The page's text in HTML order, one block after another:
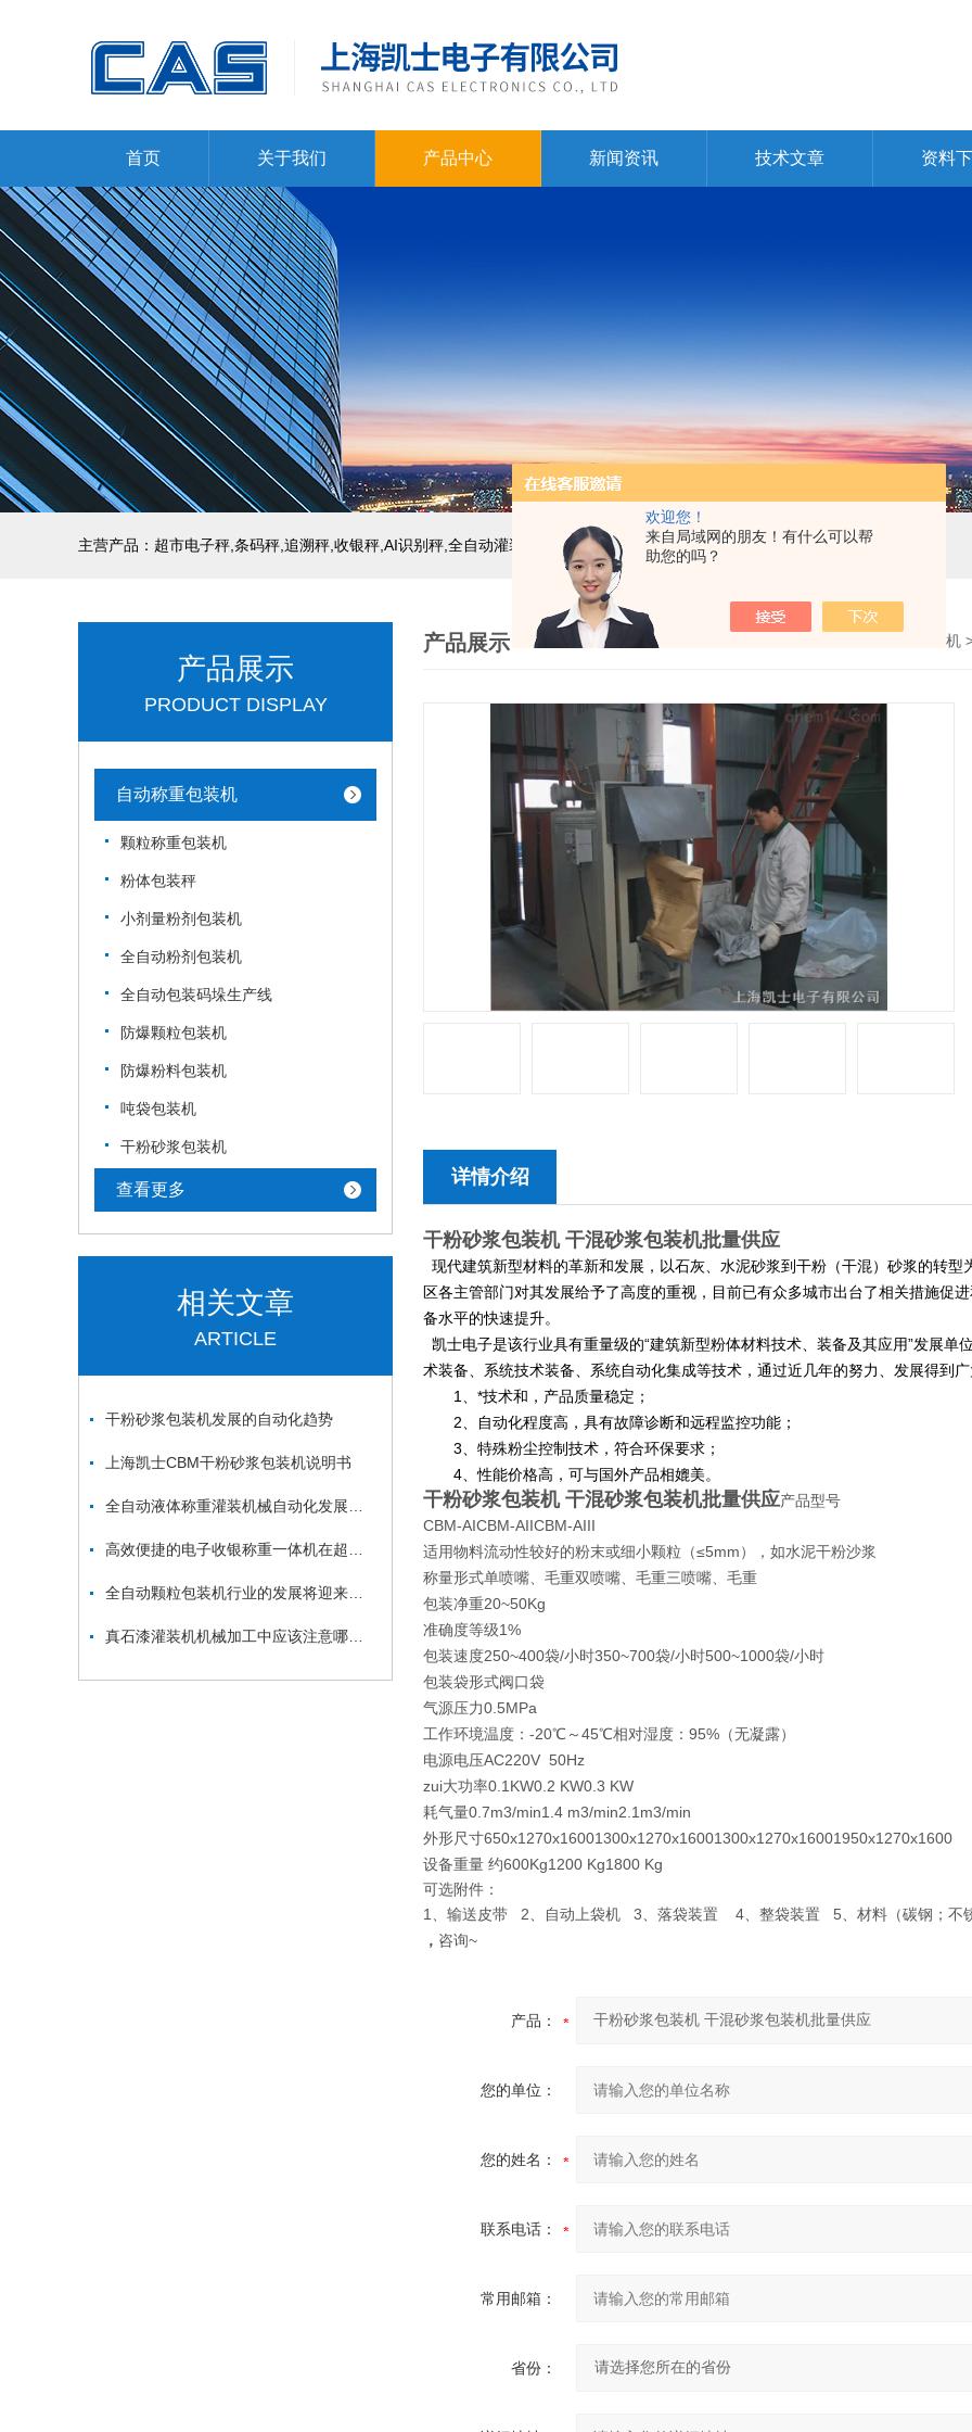
欢迎您！
来自局域网的朋友！有什么可以帮
助您的吗？
首页 关于我们 产品中心 新闻资讯 技术文章 资料
主营产品：超市电子秤,条码秤,追溯秤,收银秤,AI识别秤,全自动灌装机设备,液体灌装生产线
产品展示
PRODUCT DISPLAY
自动称重包装机
颗粒称重包装机
粉体包装秤
小剂量粉剂包装机
全自动粉剂包装机
全自动包装码垛生产线
防爆颗粒包装机
防爆粉料包装机
吨袋包装机
干粉砂浆包装机
查看更多
相关文章
ARTICLE
干粉砂浆包装机发展的自动化趋势
上海凯士CBM干粉砂浆包装机说明书
产品展示 自动称重包装机
详情介绍
干粉砂浆包装机 干混砂浆包装机批量供应
现代建筑新型材料的革新和发展，以石灰、水泥砂浆到干粉（干混）砂浆的转
区各主管部门对其发展给予了高度的重视，目前已有众多城市出台了相关措施促
备水平的快速提升。
凯士电子是该行业具有重量级的“建筑新型粉体材料技术、装备及其应用”发展单
术装备、系统技术装备、系统自动化集成等技术，通过近几年的努力、发展得到
1
、*技术和，产品质量稳定；
2 、自动化程度高，具有故障诊断和远程监控功能；
3 、特殊粉尘控制技术，符合环保要求；
4 、性能价格高，可与国外产品相媲美。
干粉砂浆包装机 干混砂浆包装机批量供应产品型号
CBM-AICBM-AIICBM-AIII
适用物料流动性较好的粉末或细小颗粒（≤5mm），如水泥干粉沙浆
称量形式单喷嘴、毛重双喷嘴、毛重三喷嘴、毛重
包装净重20~50Kg
准确度等级1%
包装速度250~400袋/小时350~700袋/小时500~1000袋/小时
包装袋形式阀口袋
气源压力0.5MPa
工作环境温度：-20℃～45℃相对湿度：95%（无凝露）
电源电压AC220V 50Hz
zui大功率0.1KW0.2 KW0.3 KW
耗气量0.7m3/min1.4 m3/min2.1m3/min
外形尺寸650x1270x16001300x1270x16001300x1270x16001950x1270x1600
设备重量 约600Kg1200 Kg1800 Kg
可选附件：
1、输送皮带 2、自动上袋机 3、落袋装置 4、整袋装置 5、材料（碳钢；不
， 咨询~
产品：
您的单位：
您的姓名：
联系电话：
常用邮箱：
省份：